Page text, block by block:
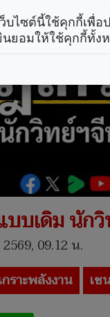
บเดิม นัก
09.12 น.
ราะพลังงาน เซ
ว็บไซต์นี้ใช้คุกกี้เพื่
นยอมให้ใช้คุกกี้ทั้ง